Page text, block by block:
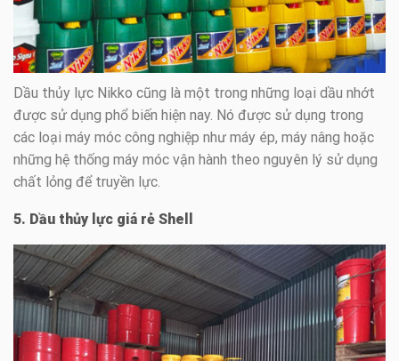
Dầu thủy lực Nikko cũng là một trong những loại dầu nhớt
được sử dụng phổ biến hiện nay. Nó được sử dụng trong
các loại máy móc công nghiệp như máy ép, máy nâng hoặc
những hệ thống máy móc vận hành theo nguyên lý sử dụng
chất lỏng để truyền lực.
5. Dầu thủy lực giá rẻ Shell